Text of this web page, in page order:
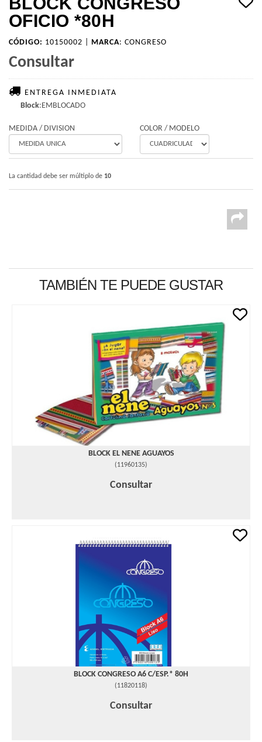
OFICIO *80H
CÓDIGO: 10150002 | MARCA: CONGRESO
Consultar
ENTREGA INMEDIATA
Block:EMBLOCADO
MEDIDA / DIVISION COLOR / MODELO
La cantidad debe ser múltiplo de 10
TAMBIÉN TE PUEDE GUSTAR
BLOCK EL NENE AGUAYOS
(11960135)
Consultar
BLOCK CONGRESO A6 C/ESP.* 80H
(11820118)
Consultar